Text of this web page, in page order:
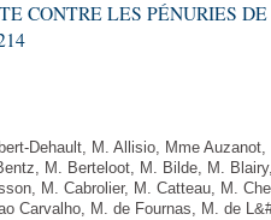
CONTRE LES PÉNURIES
Dehault, M. Allisio, Mme
M. Berteloot, M. Bilde, M.
M. Cabrolier, M. Catteau, M.
Carvalho, M. de Fournas, M. de